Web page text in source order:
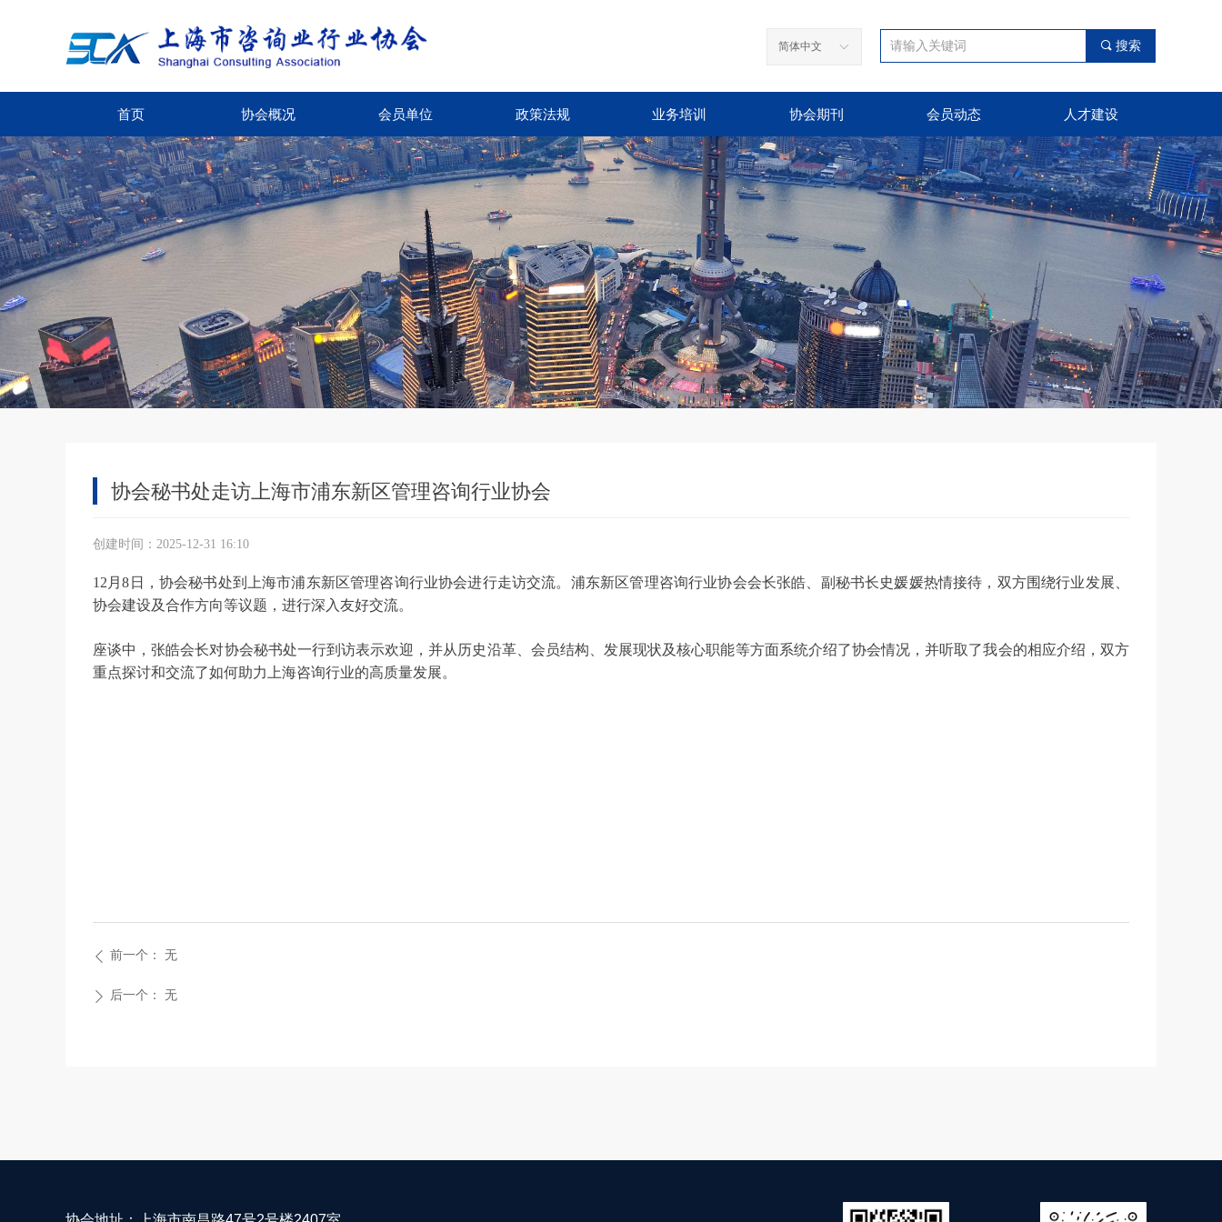
首页 协会概况 会员单位 政策法规 业务培训 协会期刊 会员动态 人才建设
끠 搜索
ꀅ
简体中文
协会秘书处走访上海市浦东新区管理咨询行业协会
创建时间： 2025-12-31 16:10
12月8日，协会秘书处到上海市浦东新区管理咨询行业协会进行走访交流。浦东新区管理咨询行业协会会长张皓、副秘书长史媛媛热情接待，双方围绕行业发展、
协会建设及合作方向等议题，进行深入友好交流。
座谈中，张皓会长对协会秘书处一行到访表示欢迎，并从历史沿革、会员结构、发展现状及核心职能等方面系统介绍了协会情况，并听取了我会的相应介绍，双方
重点探讨和交流了如何助力上海咨询行业的高质量发展。
ꄴ 前一个： 无
ꄲ 后一个： 无